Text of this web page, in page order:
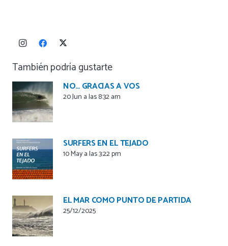
También podría gustarte
NO… GRACIAS A VOS
20 Jun a las 8:32 am
SURFERS EN EL TEJADO
10 May a las 3:22 pm
EL MAR COMO PUNTO DE PARTIDA
25/12/2025